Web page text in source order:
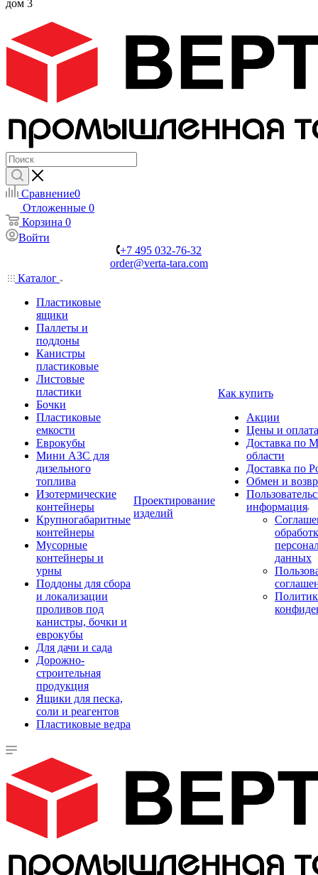
дом 3
Сравнение0
Отложенные 0
Корзина 0
Войти
+7 495 032-76-32
order@verta-tara.com
Каталог
Пластиковые
ящики
Паллеты и
поддоны
Канистры
пластиковые
Листовые
пластики
Бочки
Пластиковые
емкости
Еврокубы
Мини АЗС для
дизельного
топлива
Изотермические
контейнеры
Крупногабаритные
контейнеры
Мусорные
контейнеры и
урны
Поддоны для сбора
и локализации
проливов под
канистры, бочки и
еврокубы
Для дачи и сада
Дорожно-
строительная
продукция
Ящики для песка,
соли и реагентов
Пластиковые ведра
Проектирование
изделий
Как купить
Акции
Цены и оплата
Доставка по
области
Доставка по
Обмен и
информация
данных